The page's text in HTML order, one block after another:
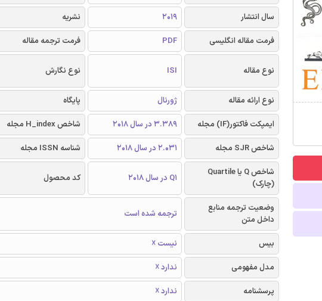
سال انتشار
2019 نشریه
فرمت مقاله انگلیسی
PDF فرمت ترجمه مقاله
نوع مقاله ISI نوع نگارش
نوع ارائه مقاله
ژورنال پایگاه
ایمپکت فاکتور(IF) مجله
3.389 در سال 2018 شاخص H_index مجله
شاخص SJR مجله
2.031 در سال 2018 شناسه ISSN مجله
شاخص Q یا Quartile
(چارک)
Q1 در سال 2018 کد محصول
وضعیت ترجمه منابع
داخل متن
ترجمه شده است
بیس
نیست ☓
مدل مفهومی
ندارد ☓
پرسشنامه
ندارد ☓